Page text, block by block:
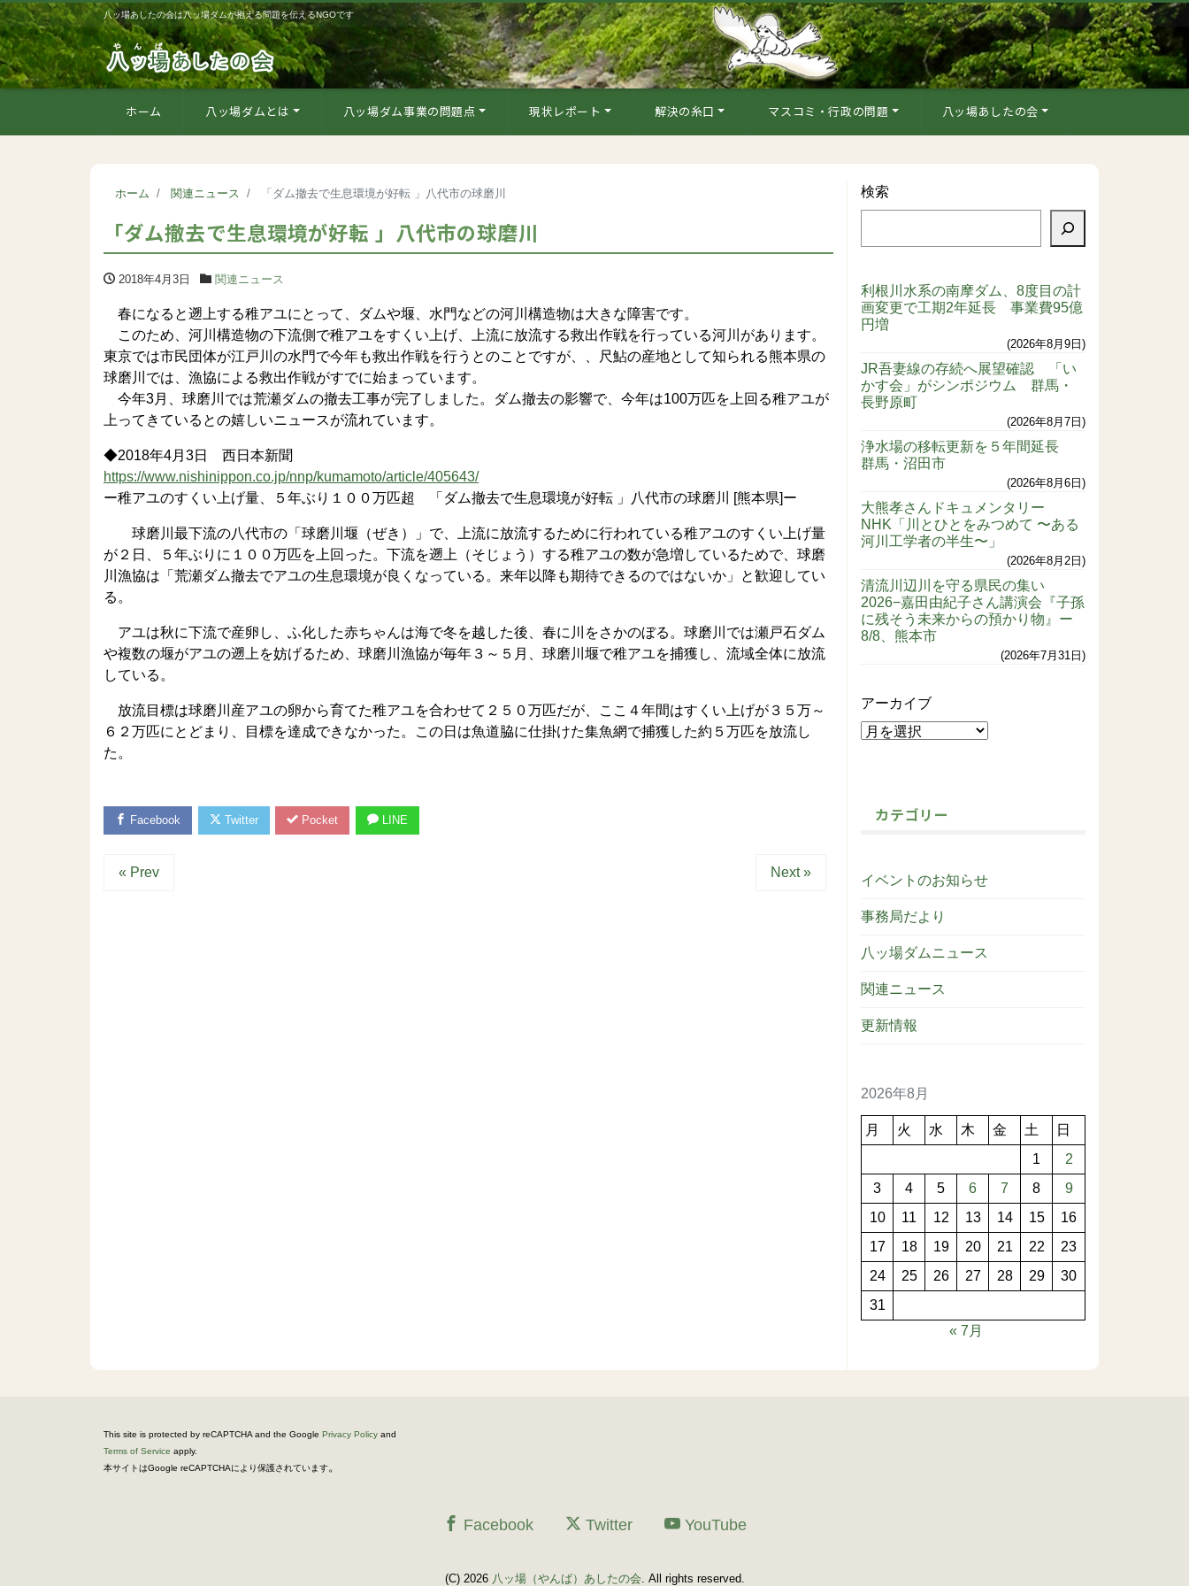
八ッ場あしたの会は八ッ場ダムが抱える問題を伝えるNGOです
ホーム 八ッ場ダムとは 八ッ場ダム事業の問題点 現状レポート 解決の糸口 マスコミ・行政の問題 八ッ場あしたの会
ホーム 関連ニュース 「ダム撤去で生息環境が好転 」八代市の球磨川
「ダム撤去で生息環境が好転 」八代市の球磨川
2018年4月3日 関連ニュース
春になると遡上する稚アユにとって、ダムや堰、水門などの河川構造物は大きな障害です。
このため、河川構造物の下流側で稚アユをすくい上げ、上流に放流する救出作戦を行っている河川があります。
東京では市民団体が江戸川の水門で今年も救出作戦を行うとのことですが、、尺鮎の産地として知られる熊本県の
球磨川では、漁協による救出作戦がすでに始まっています。
今年3月、球磨川では荒瀬ダムの撤去工事が完了しました。ダム撤去の影響で、今年は100万匹を上回る稚アユが
上ってきているとの嬉しいニュースが流れています。
◆2018年4月3日 西日本新聞
https://www.nishinippon.co.jp/nnp/kumamoto/article/405643/
ー稚アユのすくい上げ量、５年ぶり１００万匹超 「ダム撤去で生息環境が好転 」八代市の球磨川 [熊本県]ー
球磨川最下流の八代市の「球磨川堰（ぜき）」で、上流に放流するために行われている稚アユのすくい上げ量
が２日、５年ぶりに１００万匹を上回った。下流を遡上（そじょう）する稚アユの数が急増しているためで、球磨
川漁協は「荒瀬ダム撤去でアユの生息環境が良くなっている。来年以降も期待できるのではないか」と歓迎してい
る。
アユは秋に下流で産卵し、ふ化した赤ちゃんは海で冬を越した後、春に川をさかのぼる。球磨川では瀬戸石ダム
や複数の堰がアユの遡上を妨げるため、球磨川漁協が毎年３～５月、球磨川堰で稚アユを捕獲し、流域全体に放流
している。
放流目標は球磨川産アユの卵から育てた稚アユを合わせて２５０万匹だが、ここ４年間はすくい上げが３５万～
６２万匹にとどまり、目標を達成できなかった。この日は魚道脇に仕掛けた集魚網で捕獲した約５万匹を放流し
た。
Facebook Twitter Pocket LINE
« Prev Next »
検索
利根川水系の南摩ダム、8度目の計
画変更で工期2年延長 事業費95億
円増
2026年8月9日
JR吾妻線の存続へ展望確認 「い
かす会」がシンポジウム 群馬・
長野原町
2026年8月7日
浄水場の移転更新を５年間延長
群馬・沼田市
2026年8月6日
大熊孝さんドキュメンタリー
NHK「川とひとをみつめて 〜ある
河川工学者の半生〜」
2026年8月2日
清流川辺川を守る県民の集い
2026−嘉田由紀子さん講演会『子孫
に残そう未来からの預かり物』ー
8/8、熊本市
2026年7月31日
アーカイブ
カテゴリー
イベントのお知らせ
事務局だより
八ッ場ダムニュース
関連ニュース
更新情報
2026年8月
月 火 水 木 金 土
日
1
2
3
4 5 6 7 8
9
10
11 12 13 14 15
16
17
18 19 20 21 22
23
24
25 26 27 28 29
30
31
« 7月
This site is protected by reCAPTCHA and the Google Privacy Policy and
Terms of Service apply.
本サイトはGoogle reCAPTCHAにより保護されています。
Facebook Twitter YouTube
(C) 2026 八ッ場（やんば）あしたの会. All rights reserved.